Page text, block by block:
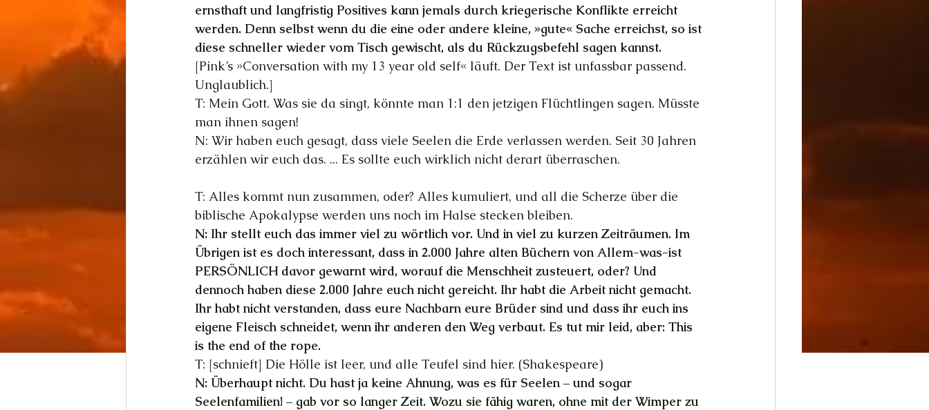
ernsthaft und langfristig Positives kann jemals durch kriegerische Konflikte erreicht
werden. Denn selbst wenn du die eine oder andere kleine, »gute« Sache erreichst, so ist
diese schneller wieder vom Tisch gewischt, als du Rückzugsbefehl sagen kannst.
[Pink’s »Conversation with my 13 year old self« läuft. Der Text ist unfassbar passend.
Unglaublich.]
T: Mein Gott. Was sie da singt, könnte man 1:1 den jetzigen Flüchtlingen sagen. Müsste
man ihnen sagen!
N: Wir haben euch gesagt, dass viele Seelen die Erde verlassen werden. Seit 30 Jahren
erzählen wir euch das. ... Es sollte euch wirklich nicht derart überraschen.
T: Alles kommt nun zusammen, oder? Alles kumuliert, und all die Scherze über die
biblische Apokalypse werden uns noch im Halse stecken bleiben.
N: Ihr stellt euch das immer viel zu wörtlich vor. Und in viel zu kurzen Zeiträumen. Im
Übrigen ist es doch interessant, dass in 2.000 Jahre alten Büchern von Allem-was-ist
PERSÖNLICH davor gewarnt wird, worauf die Menschheit zusteuert, oder? Und
dennoch haben diese 2.000 Jahre euch nicht gereicht. Ihr habt die Arbeit nicht gemacht.
Ihr habt nicht verstanden, dass eure Nachbarn eure Brüder sind und dass ihr euch ins
eigene Fleisch schneidet, wenn ihr anderen den Weg verbaut. Es tut mir leid, aber: This
is the end of the rope.
T: [schnieft] Die Hölle ist leer, und alle Teufel sind hier. (Shakespeare)
N: Überhaupt nicht. Du hast ja keine Ahnung, was es für Seelen – und sogar
Seelenfamilien! – gab vor so langer Zeit. Wozu sie fähig waren, ohne mit der Wimper zu